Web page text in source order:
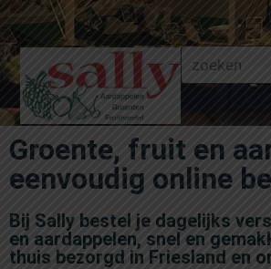
Groente, fruit en
eenvoudig online
Bij Sally bestel je dagelijks
en aardappelen, snel en
thuis bezorgd in Friesland en